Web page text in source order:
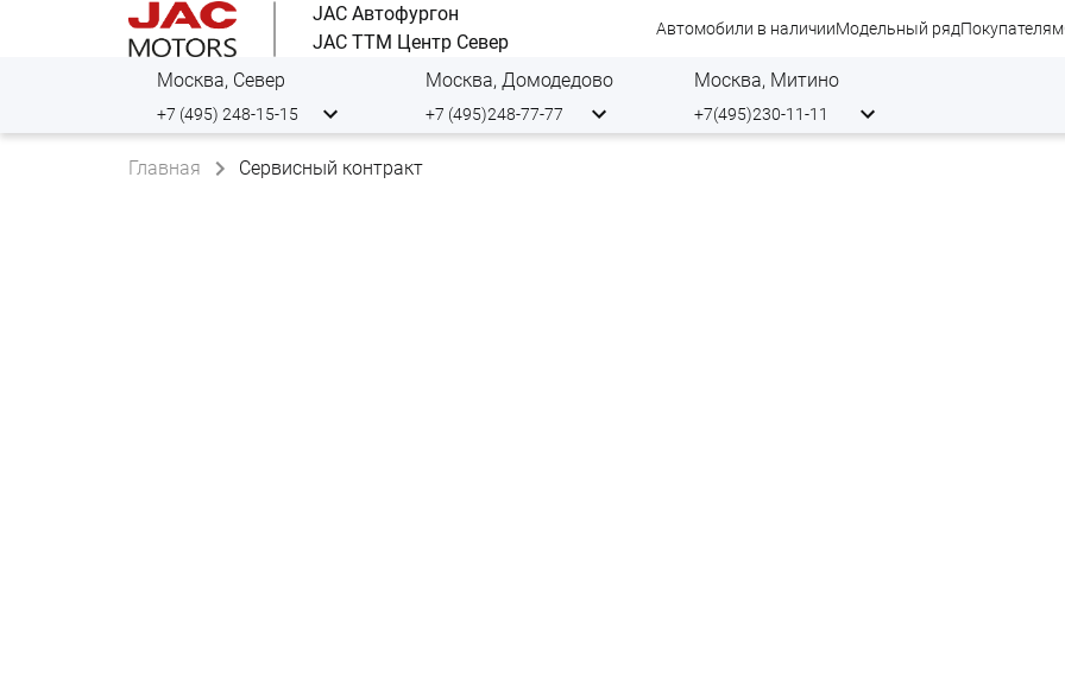
JAC Автофургон
JAC ТТМ Центр Север
Автомобили в наличииМодельный рядПокупателям
Москва, Север
+7 (495) 248-15-15 +7 (495)248-77-77 +7(495)230-11-11
Главная Сервисный контракт